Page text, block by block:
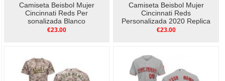
Camiseta Beisbol Mujer
Cincinnati Reds Per
sonalizada Blanco
€23.00
Camiseta Beisbol Mujer
Cincinnati Reds
Personalizada 2020 Replica
Primera Blanco
€23.00